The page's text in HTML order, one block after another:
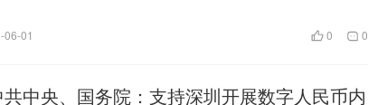
06-01 0 0
中央、国务院：支持深圳开展数字人民币内